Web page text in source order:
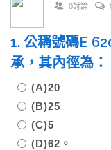
0討論
1. 公稱號碼E
承，其內徑為
(A)20
(B)25
(C)5
(D)62。